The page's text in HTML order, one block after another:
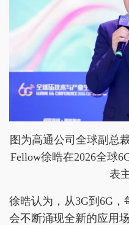
图为高通公司全球副总
Fellow徐晧在2026全球
表
徐晧认为，从3G到6G
会不断涌现全新的应用